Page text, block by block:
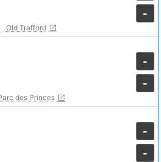
-
Old Trafford
-
-
des Princes
-
-